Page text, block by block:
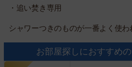
・追い焚き専用
シャワーつきのものが一番よく使わ
お部屋探しにおすすめ